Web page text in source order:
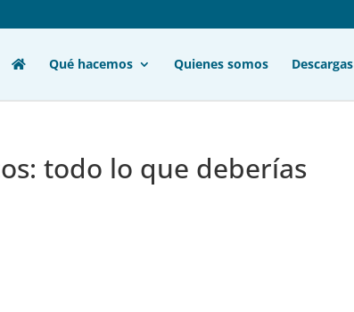
Qué hacemos Quienes somos Descargas
todo lo que deberías